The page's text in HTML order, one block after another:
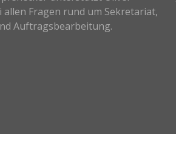
allen Fragen rund um Sekretariat,
Auftragsbearbeitung.